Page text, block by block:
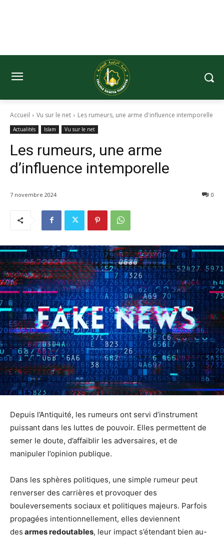
Accueil Vu sur le net Les rumeurs, une arme d'influence intemporelle
Actualités Islam Vu sur le net
Les rumeurs, une arme
d’influence intemporelle
7 novembre 2024 0
Depuis l’Antiquité, les rumeurs ont servi d’instrument
puissant dans les luttes de pouvoir. Elles permettent de
semer le doute, d’affaiblir les adversaires, et de
manipuler l’opinion publique.
Dans les sphères politiques, une simple rumeur peut
renverser des carrières et provoquer des
bouleversements sociaux et politiques majeurs. Parfois
propagées intentionnellement, elles deviennent
des armes redoutables, leur impact s’étendant bien au-